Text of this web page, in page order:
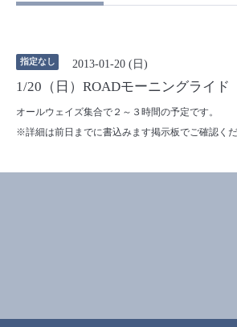
指定なし 2013-01-20 (日)
1/20（日）ROADモーニングライド
オールウェイズ集合で２～３時間の予定です。
※詳細は前日までに書込みます掲示板でご確認くだ